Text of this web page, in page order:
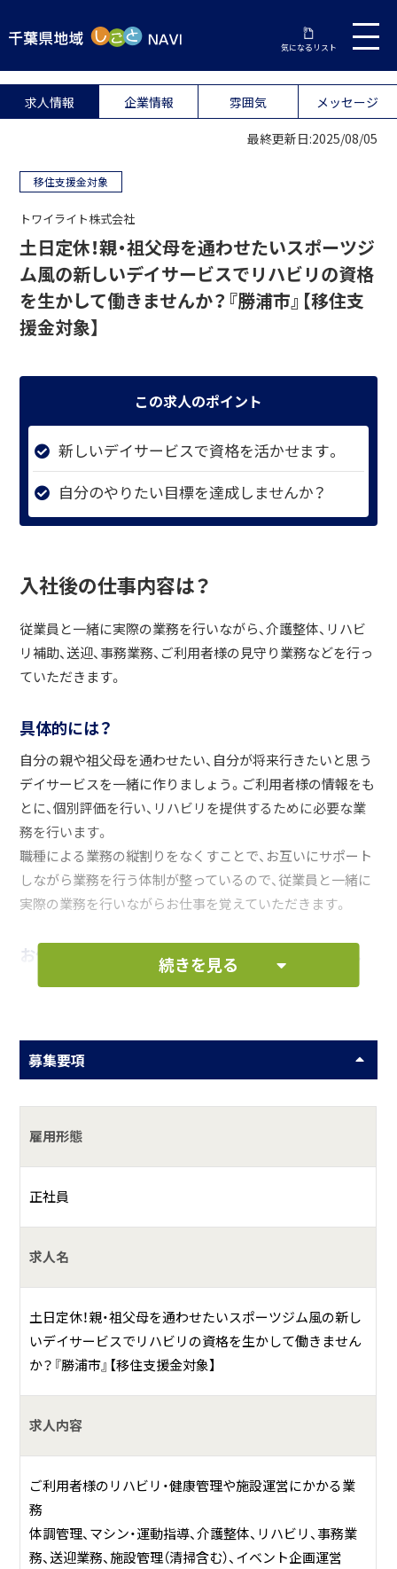
気になるリスト
求人情報 企業情報 雰囲気 メッセージ
最終更新日:2025/08/05
移住支援金対象
トワイライト株式会社
土日定休！親・祖父母を通わせたいスポーツジ
ム風の新しいデイサービスでリハビリの資格
を生かして働きませんか？『勝浦市』【移住支
援金対象】
この求人のポイント
新しいデイサービスで資格を活かせます。
自分のやりたい目標を達成しませんか？
入社後の仕事内容は？
従業員と一緒に実際の業務を行いながら、介護整体、リハビ
リ補助、送迎、事務業務、ご利用者様の見守り業務などを行っ
ていただきます。
具体的には？
自分の親や祖父母を通わせたい、自分が将来行きたいと思う
デイサービスを一緒に作りましょう。ご利用者様の情報をも
とに、個別評価を行い、リハビリを提供するために必要な業
務を行います。
職種による業務の縦割りをなくすことで、お互いにサポート
しながら業務を行う体制が整っているので、従業員と一緒に
実際の業務を行いながらお仕事を覚えていただきます。
お仕事の一例として、以下のような業務を想定し
ています。
送迎業務
介護整体・リハビリ
ご利用者様の見守り・介助
事務業務
何をしている会社？
ー付スポーツジムのような半日型デイサービスを運営して
いる会社です。
具体的には？
私達は、人生の大先輩であるご利用者様に敬意をもって介護
をする『敬護』をモットーとしていて、日本全国200拠点以上
に展開するコンパスウォーク・フランチャイズグループの千
のような新しいスタイルのデイサービスが人気となり、勝浦
店は開業して半年で契約満員。1年で2店舗目を開業しまし
た。
続きを見る
募集要項
雇用形態
正社員
求人名
土日定休！親・祖父母を通わせたいスポーツジム風の新し
いデイサービスでリハビリの資格を生かして働きません
か？『勝浦市』【移住支援金対象】
求人内容
ご利用者様のリハビリ・健康管理や施設運営にかかる業
務
体調管理、マシン・運動指導、介護整体、リハビリ、事務業
務、送迎業務、施設管理（清掃含む）、イベント企画運営